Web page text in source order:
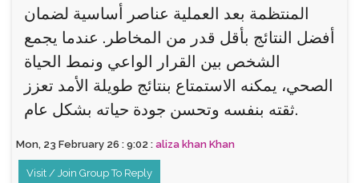
المنتظمة بعد العملية عناصر أساسية لضمان
أفضل النتائج بأقل قدر من المخاطر. عندما يجمع
الشخص بين القرار الواعي ونمط الحياة
الصحي، يمكنه الاستمتاع بنتائج طويلة الأمد تعزز
ثقته بنفسه وتحسن جودة حياته بشكل عام.
Mon, 23 February 26 : 9:02 : aliza khan Khan
Visit / Join Group To Reply